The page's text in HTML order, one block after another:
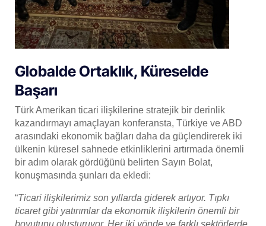
Globalde Ortaklık, Küreselde
Başarı
Türk Amerikan ticari ilişkilerine stratejik bir derinlik
kazandırmayı amaçlayan konferansta, Türkiye ve ABD
arasındaki ekonomik bağları daha da güçlendirerek iki
ülkenin küresel sahnede etkinliklerini artırmada önemli
bir adım olarak gördüğünü belirten Sayın Bolat,
konuşmasında şunları da ekledi:
“Ticari ilişkilerimiz son yıllarda giderek artıyor. Tıpkı
ticaret gibi yatırımlar da ekonomik ilişkilerin önemli bir